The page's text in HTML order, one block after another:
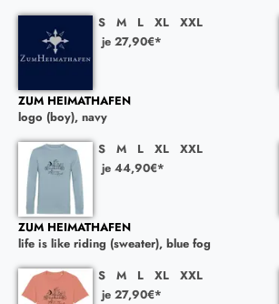
S M L XL
XXL
je 27,90€*
ZUM HEIMATHAFEN
logo (boy), navy
S M L XL
XXL
je 44,90€*
ZUM HEIMATHAFEN
life is like riding (sweater), blue fog
S M L XL
XXL
je 27,90€*